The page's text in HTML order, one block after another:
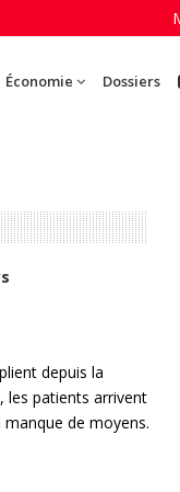
Économie Dossiers
depuis la
les patients arrivent
de moyens.